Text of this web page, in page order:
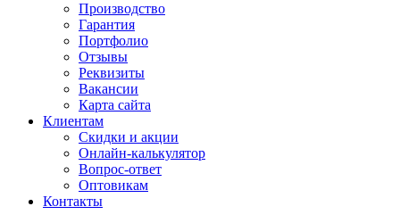
Производство
Гарантия
Портфолио
Отзывы
Реквизиты
Вакансии
Карта сайта
Клиентам
Скидки и акции
Онлайн-калькулятор
Вопрос-ответ
Оптовикам
Контакты